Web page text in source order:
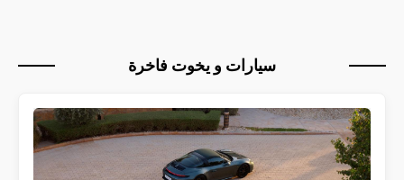
سيارات و يخوت فاخرة